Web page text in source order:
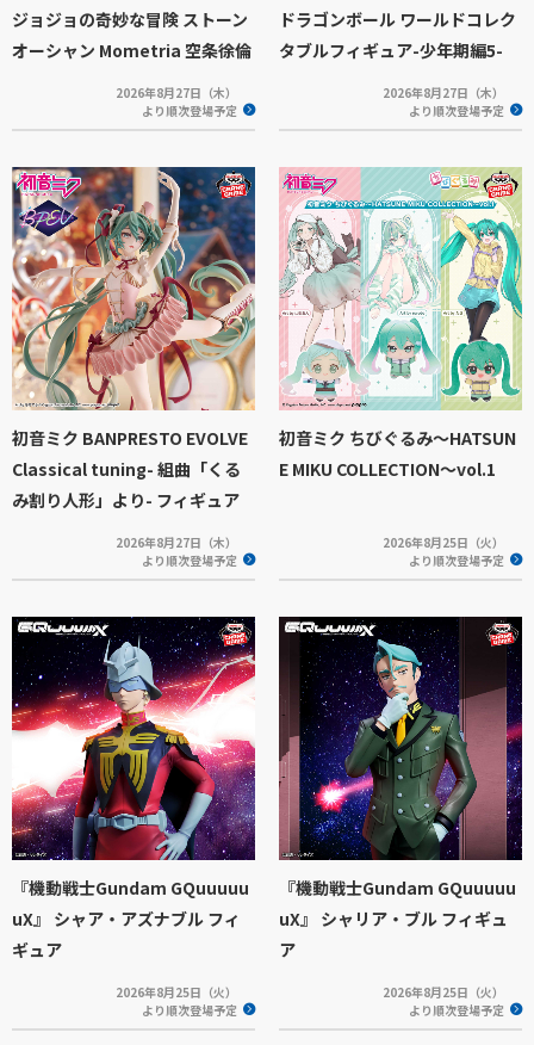
ジョジョの奇妙な冒険 ストーン
オーシャン Mometria 空条徐倫
2026年8月27日（木）
より順次登場予定
ドラゴンボール ワールドコレク
タブルフィギュア-少年期編5-
2026年8月27日（木）
より順次登場予定
初音ミク BANPRESTO EVOLVE
Classical tuning- 組曲「くる
み割り人形」より- フィギュア
2026年8月27日（木）
より順次登場予定
初音ミク ちびぐるみ～HATSUN
E MIKU COLLECTION～vol.1
2026年8月25日（火）
より順次登場予定
『機動戦士Gundam GQuuuuu
uX』 シャア・アズナブル フィ
ギュア
2026年8月25日（火）
より順次登場予定
『機動戦士Gundam GQuuuuu
uX』 シャリア・ブル フィギュ
ア
2026年8月25日（火）
より順次登場予定